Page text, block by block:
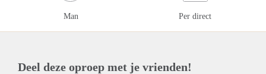
Man Per direct
Deel deze oproep met je vrienden!